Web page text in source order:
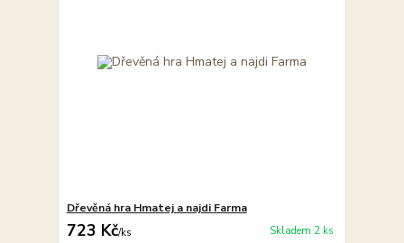
Dřevěná hra Hmatej a najdi Farma
723 Kč/ks Skladem 2 ks